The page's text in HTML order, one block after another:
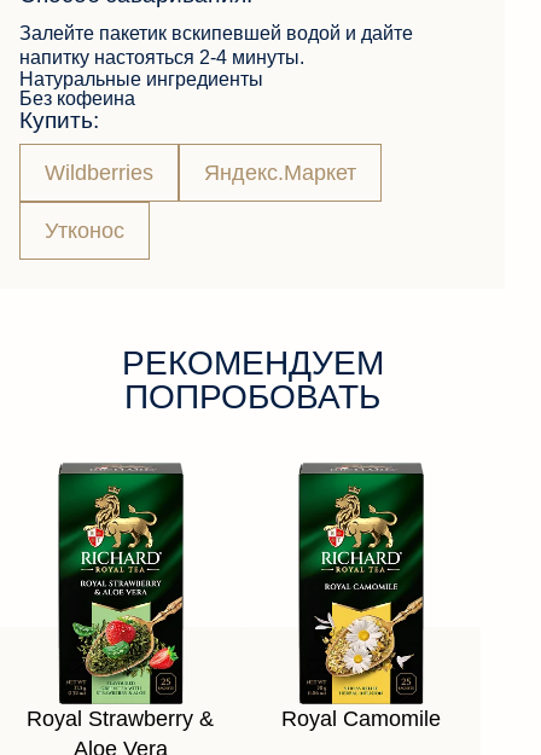
Залейте пакетик вскипевшей водой и дайте
напитку настояться 2-4 минуты.
Натуральные ингредиенты
Без кофеина
Купить:
Wildberries Яндекс.Маркет
Утконос
РЕКОМЕНДУЕМ
ПОПРОБОВАТЬ
Royal Strawberry &
Aloe Vera
Royal Camomile